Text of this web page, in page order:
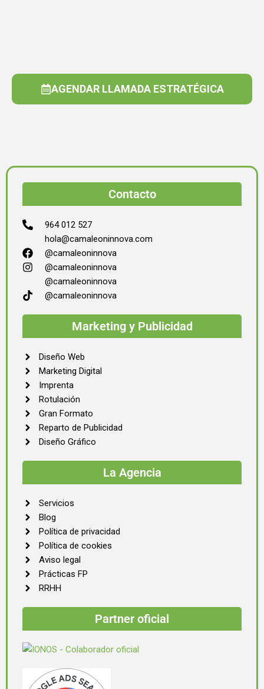
AGENDAR LLAMADA ESTRATÉGICA
Contacto
964 012 527
hola@camaleoninnova.com
@camaleoninnova
@camaleoninnova
@camaleoninnova
@camaleoninnova
Marketing y Publicidad
Diseño Web
Marketing Digital
Imprenta
Rotulación
Gran Formato
Reparto de Publicidad
Diseño Gráfico
La Agencia
Servicios
Blog
Política de privacidad
Política de cookies
Aviso legal
Prácticas FP
RRHH
Partner oficial